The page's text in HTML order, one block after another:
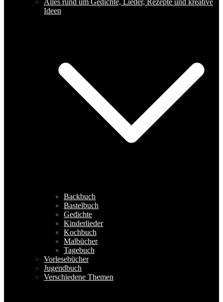
Alles rund um Gedichte, Lieder, Rezepte und kreative
Ideen
Backbuch
Bastelbuch
Gedichte
Kinderlieder
Kochbuch
Malbücher
Tagebuch
Vorlesebücher
Jugendbuch
Verschiedene Themen